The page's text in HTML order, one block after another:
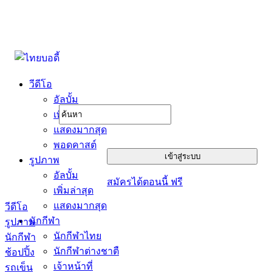
วีดีโอ
อัลบั้ม
เพิ่มล่าสุด
แสดงมากสุด
พอดคาสต์
รูปภาพ
อัลบั้ม
เพิ่มล่าสุด
แสดงมากสุด
นักกีฬา
นักกีฬาไทย
นักกีฬาต่างชาตื
เจ้าหน้าที่
สมัครได้ตอนนี้ ฟรี
วีดีโอ
รูปภาพ
นักกีฬา
ช้อปปิ้ง
รถเข็น